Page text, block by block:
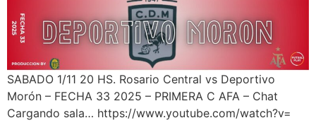
SABADO 1/11 20 HS. Rosario Central vs Deportivo
Morón – FECHA 33 2025 – PRIMERA C AFA – Chat
Cargando sala… https://www.youtube.com/watch?v=